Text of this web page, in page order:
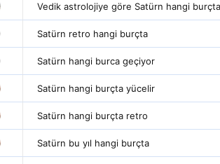
Vedik astrolojiye göre Satürn hangi
Satürn retro hangi burçta
Satürn hangi burca geçiyor
Satürn hangi burçta yücelir
Satürn hangi burçta retro
Satürn bu yıl hangi burçta